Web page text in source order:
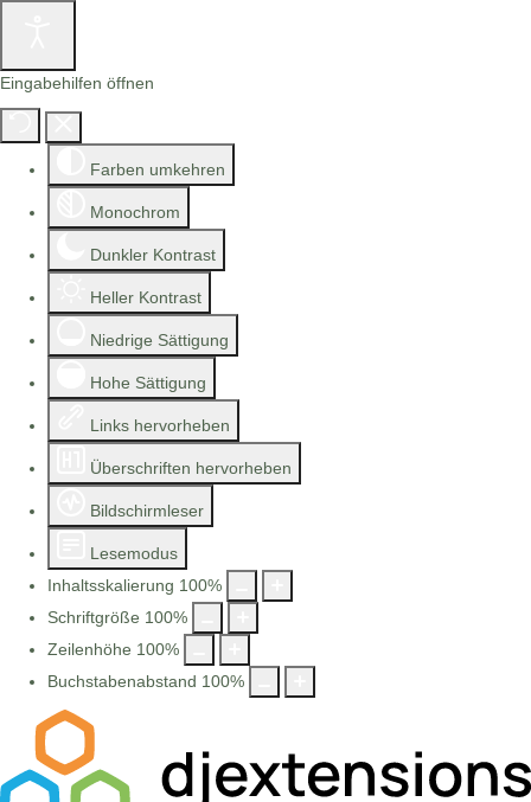
Eingabehilfen öffnen
Farben umkehren
Monochrom
Dunkler Kontrast
Heller Kontrast
Niedrige Sättigung
Hohe Sättigung
Links hervorheben
Überschriften hervorheben
Bildschirmleser
Lesemodus
Inhaltsskalierung 100%
Schriftgröße 100%
Zeilenhöhe 100%
Buchstabenabstand 100%